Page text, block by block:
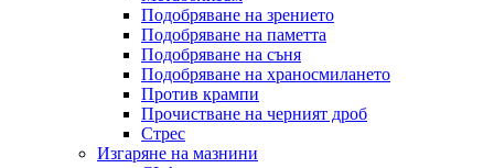
Подобряване на зрението
Подобряване на паметта
Подобряване на съня
Подобряване на храносмилането
Против крампи
Прочистване на черният дроб
Стрес
Изгаряне на мазнини